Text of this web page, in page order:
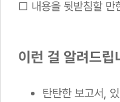
□ 내용을 뒷받침할 만
이런 걸 알려드
탄탄한 보고서,